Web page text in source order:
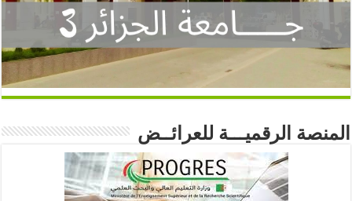
المنصة الرقميـــة للعرائــض